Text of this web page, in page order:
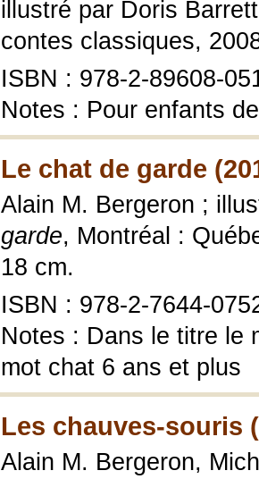
illustré par Doris
contes classiques,
ISBN : 978-2-89608-
Notes : Pour enfants
Le chat de garde
Alain M. Bergeron ;
garde, Montréal :
18 cm.
ISBN : 978-2-7644-
Notes : Dans le titre le
mot chat 6 ans et plus
Les chauves-souris
Alain M. Bergeron,